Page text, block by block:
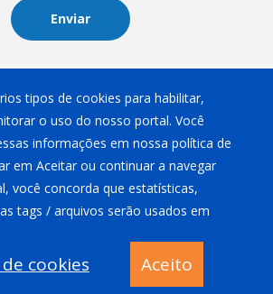
tipos de cookies para habilitar,
o uso do nosso portal. Você
informações em nossa política de
em Aceitar ou continuar a navegar
você concorda que estatísticas,
tags / arquivos serão usados em
cookies Aceito
Enviar
e Exp. Ltda2026 .Política de privacidade